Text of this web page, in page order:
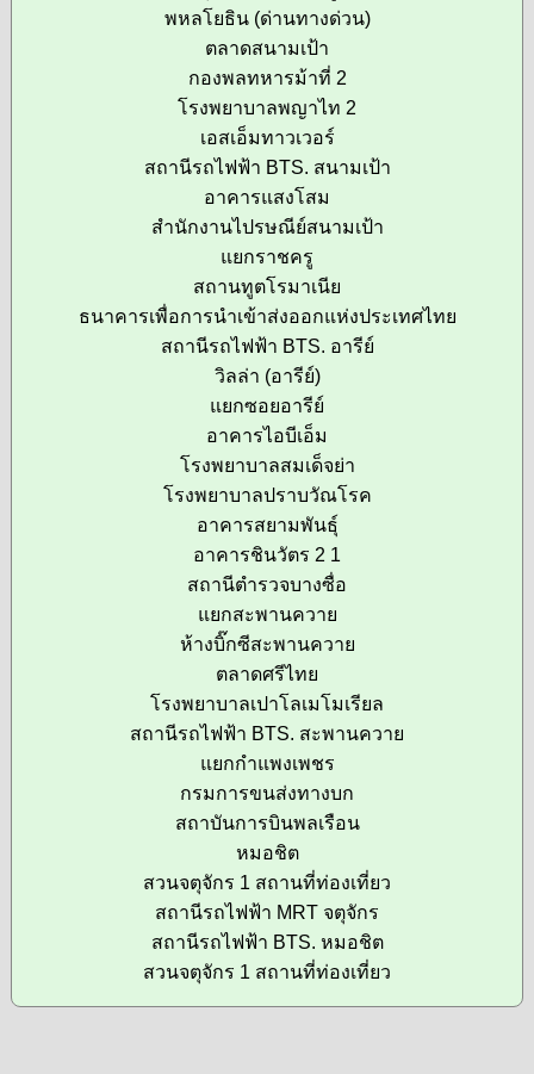
พหลโยธิน (ด่านทางด่วน)
ตลาดสนามเป้า
กองพลทหารม้าที่ 2
โรงพยาบาลพญาไท 2
เอสเอ็มทาวเวอร์
สถานีรถไฟฟ้า BTS. สนามเป้า
อาคารแสงโสม
สำนักงานไปรษณีย์สนามเป้า
แยกราชครู
สถานทูตโรมาเนีย
ธนาคารเพื่อการนำเข้าส่งออกแห่งประเทศไทย
สถานีรถไฟฟ้า BTS. อารีย์
วิลล่า (อารีย์)
แยกซอยอารีย์
อาคารไอบีเอ็ม
โรงพยาบาลสมเด็จย่า
โรงพยาบาลปราบวัณโรค
อาคารสยามพันธุ์
อาคารชินวัตร 2 1
สถานีตำรวจบางซื่อ
แยกสะพานควาย
ห้างบิ๊กซีสะพานควาย
ตลาดศรีไทย
โรงพยาบาลเปาโลเมโมเรียล
สถานีรถไฟฟ้า BTS. สะพานควาย
แยกกำแพงเพชร
กรมการขนส่งทางบก
สถาบันการบินพลเรือน
หมอชิต
สวนจตุจักร 1 สถานที่ท่องเที่ยว
สถานีรถไฟฟ้า MRT จตุจักร
สถานีรถไฟฟ้า BTS. หมอชิต
สวนจตุจักร 1 สถานที่ท่องเที่ยว